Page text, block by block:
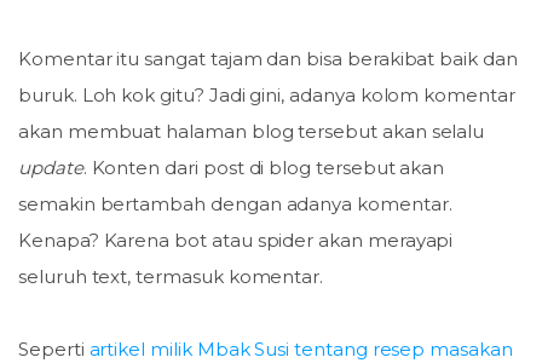
Komentar itu sangat tajam dan bisa berakibat baik dan
buruk. Loh kok gitu? Jadi gini, adanya kolom komentar
akan membuat halaman blog tersebut akan selalu
update. Konten dari post di blog tersebut akan
semakin bertambah dengan adanya komentar.
Kenapa? Karena bot atau spider akan merayapi
seluruh text, termasuk komentar.
Seperti artikel milik Mbak Susi tentang resep masakan